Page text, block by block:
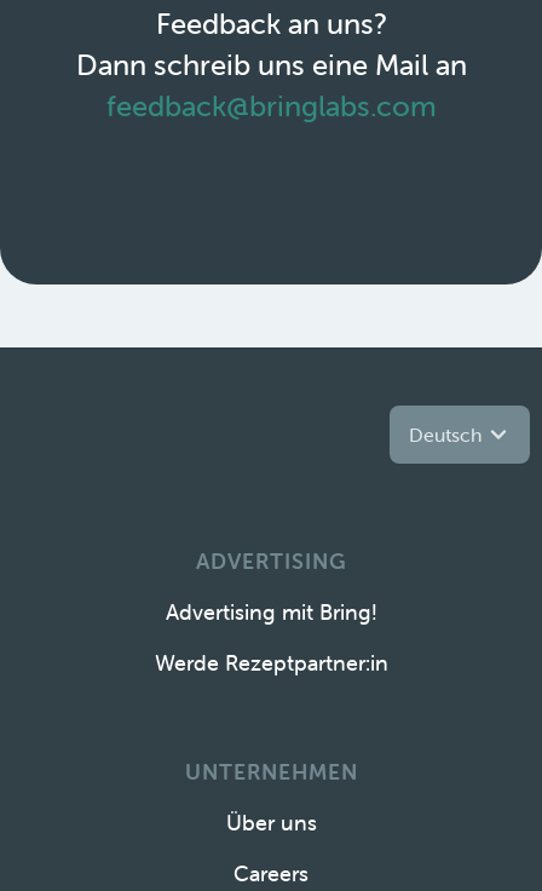
Feedback an uns?
Dann schreib uns eine Mail an
feedback@bringlabs.com
Deutsch
ADVERTISING
Advertising mit Bring!
Werde Rezeptpartner:in
UNTERNEHMEN
Über uns
Careers